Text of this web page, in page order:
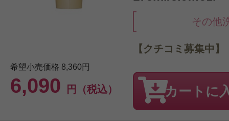
その他
希望小売価格 8,360円
6,090 円（税込）
【クチコミ募集中】
カートに